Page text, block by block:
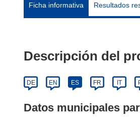
Ficha informativa Resultados
Descripción del
DE EN ES FR IT
Datos municipales